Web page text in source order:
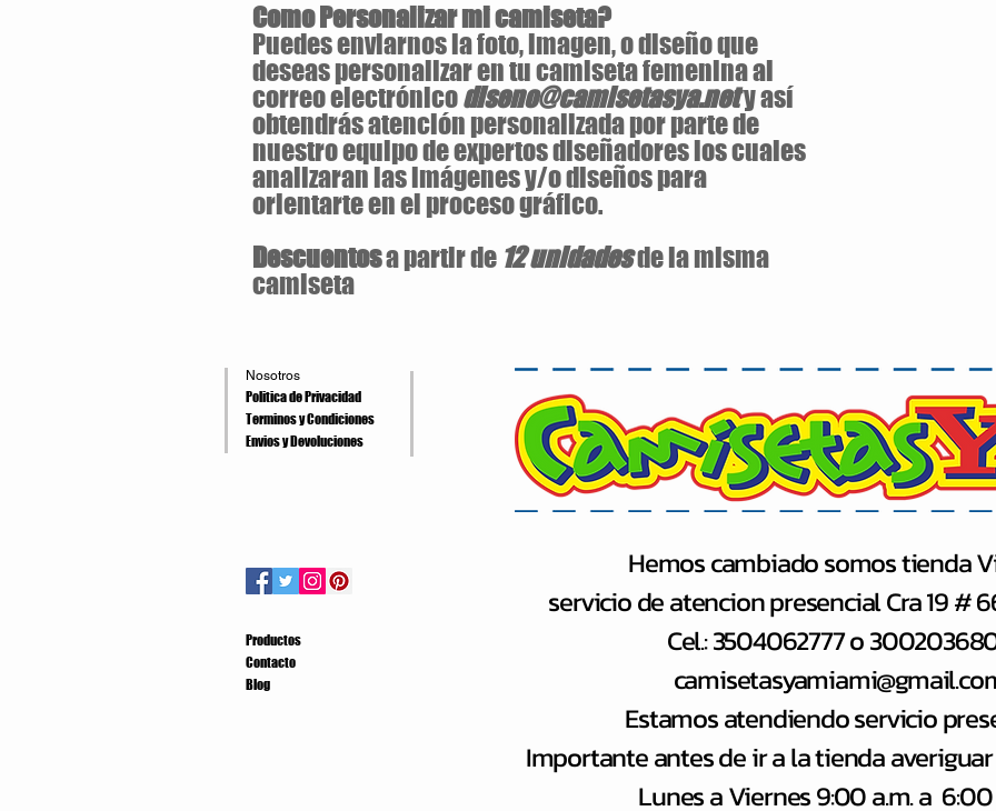
Como Personalizar mi camiseta?
Puedes enviarnos la foto, imagen, o diseño que
deseas personalizar en tu camiseta femenina al
correo electrónicodiseno@camisetasya.nety así
obtendrás atención personalizada por parte de
nuestro equipo de expertos diseñadores los cuales
analizaran las imágenes y/o diseños para
orientarte en el proceso gráfico.
Descuentosa partir de 12 unidadesde la misma
camiseta
Nosotros
Politica de Privacidad
Terminos y Condiciones
Envios y Devoluciones
Productos
Contacto
Blog
Hemos cambiado somos tienda
servicio de atencion presencial Cra 19 #
Cel.: 3504062777 o
Estamos atendiendo servicio
Importante antes de ir a la tienda
Lunes a Viernes 9:00 a.m. a 6:00